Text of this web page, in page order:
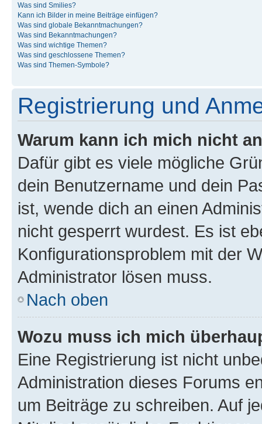
Was sind Smilies?
Kann ich Bilder in meine Beiträge einfügen?
Was sind globale Bekanntmachungen?
Was sind Bekanntmachungen?
Was sind wichtige Themen?
Was sind geschlossene Themen?
Was sind Themen-Symbole?
Registrierung und
Warum kann ich mich nicht
Dafür gibt es viele mögliche
dein Benutzername und dein
ist, wende dich an einen
nicht gesperrt wurdest. Es ist
Konfigurationsproblem mit der
Administrator lösen muss.
Nach oben
Wozu muss ich mich
Eine Registrierung ist nicht
Administration dieses Forums
um Beiträge zu schreiben. Auf